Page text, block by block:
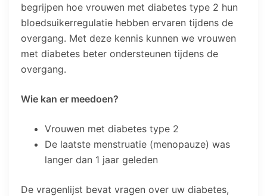
begrijpen hoe vrouwen met diabetes type 2 hun
bloedsuikerregulatie hebben ervaren tijdens de
overgang. Met deze kennis kunnen we vrouwen
met diabetes beter ondersteunen tijdens de
overgang.
Wie kan er meedoen?
Vrouwen met diabetes type 2
De laatste menstruatie (menopauze) was
langer dan 1 jaar geleden
De vragenlijst bevat vragen over uw diabetes,